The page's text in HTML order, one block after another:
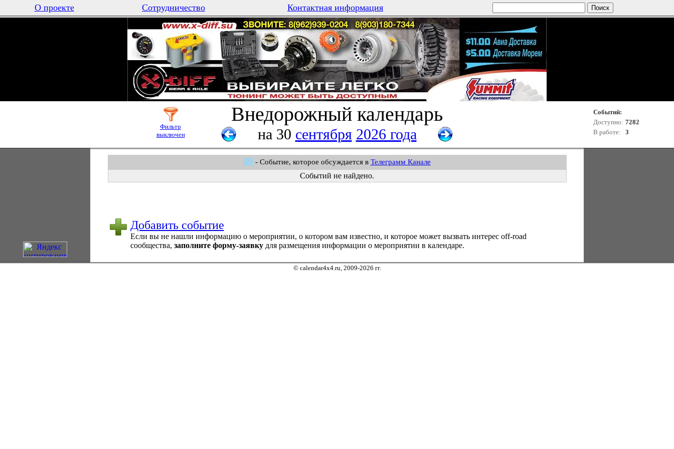
О проекте Сотрудничество Контактная информация
Фильтр
выключен
Внедорожный календарь
на 30 сентября 2026 года
Событий:
Доступно: 7282
В работе:
3
- Событие, которое обсуждается в Телеграмм Канале
Событий не найдено.
Добавить событие
Если вы не нашли информацию о мероприятии, о котором вам известно, и которое может вызвать интерес оff-road
сообщества, заполните форму-заявкудля размещения информации о мероприятии в календаре.
© calendar4x4.ru, 2009-2026 гг.